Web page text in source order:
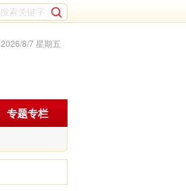
2026/8/7 星期五
专题专栏